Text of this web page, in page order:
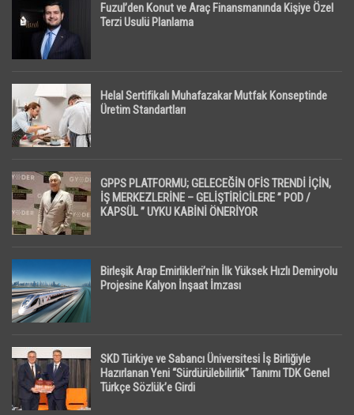
Fuzul’den Konut ve Araç Finansmanında Kişiye Özel
Terzi Usulü Planlama
Helal Sertifikalı Muhafazakar Mutfak Konseptinde
Üretim Standartları
GPPS PLATFORMU; GELECEĞİN OFİS TRENDİ İÇİN,
İŞ MERKEZLERİNE – GELİŞTİRİCİLERE ” POD /
KAPSÜL ” UYKU KABİNİ ÖNERİYOR
Birleşik Arap Emirlikleri’nin İlk Yüksek Hızlı Demiryolu
Projesine Kalyon İnşaat İmzası
SKD Türkiye ve Sabancı Üniversitesi İş Birliğiyle
Hazırlanan Yeni “Sürdürülebilirlik” Tanımı TDK Genel
Türkçe Sözlük’e Girdi